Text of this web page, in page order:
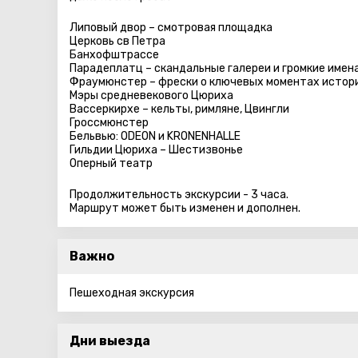
Липовый двор – смотровая площадка
Церковь св Петра
Банхофштрассе
Парадеплатц – скандальные галереи и громкие
Фраумюнстер – фрески о ключевых моментах
Мэры средневекового Цюриха
Вассеркирхе – кельты, римляне, Цвингли
Гроссмюнстер
Бельвью: ODEON и KRONENHALLE
Гильдии Цюриха – Шестизвонье
Оперный театр
Продолжительность экскурсии - 3 часа.
Маршрут может быть изменен и дополнен.
Важно
Пешеходная экскурсия
Дни выезда